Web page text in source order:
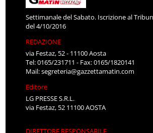
Settimanale del Sabato. Iscrizione al
del 4/10/2016
REDAZIONE
via Festaz, 52 - 11100 Aosta
Tel: 0165/231711 - Fax: 0165/1820141
Mail:segreteria@gazzettamatin.com
Editore
LG PRESSE S.R.L.
via Festaz, 52 11100 AOSTA
DIRETTORE RESPONSABILE